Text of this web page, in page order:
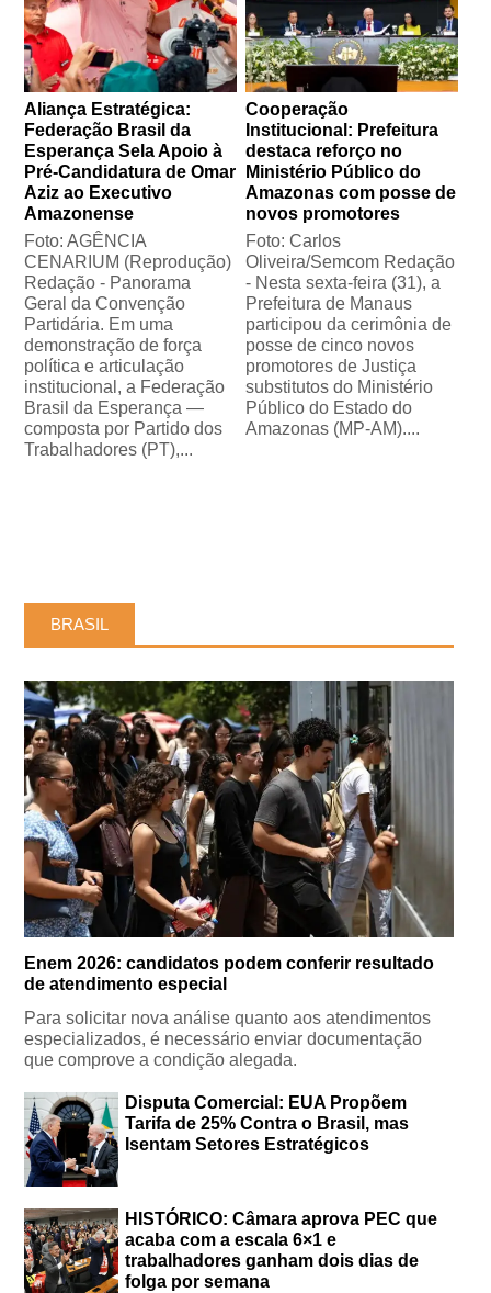
Aliança Estratégica:
Federação Brasil da
Esperança Sela Apoio à
Pré-Candidatura de Omar
Aziz ao Executivo
Amazonense
Foto: AGÊNCIA
CENARIUM (Reprodução)
Redação - Panorama
Geral da Convenção
Partidária. Em uma
demonstração de força
política e articulação
institucional, a Federação
Brasil da Esperança —
composta por Partido dos
Trabalhadores (PT),...
Cooperação
Institucional: Prefeitura
destaca reforço no
Ministério Público do
Amazonas com posse de
novos promotores
Foto: Carlos
Oliveira/Semcom Redação
- Nesta sexta-feira (31), a
Prefeitura de Manaus
participou da cerimônia de
posse de cinco novos
promotores de Justiça
substitutos do Ministério
Público do Estado do
Amazonas (MP-AM)....
BRASIL
Enem 2026: candidatos podem conferir resultado
de atendimento especial
Para solicitar nova análise quanto aos atendimentos
especializados, é necessário enviar documentação
que comprove a condição alegada.
Disputa Comercial: EUA Propõem
Tarifa de 25% Contra o Brasil, mas
Isentam Setores Estratégicos
HISTÓRICO: Câmara aprova PEC que
acaba com a escala 6×1 e
trabalhadores ganham dois dias de
folga por semana